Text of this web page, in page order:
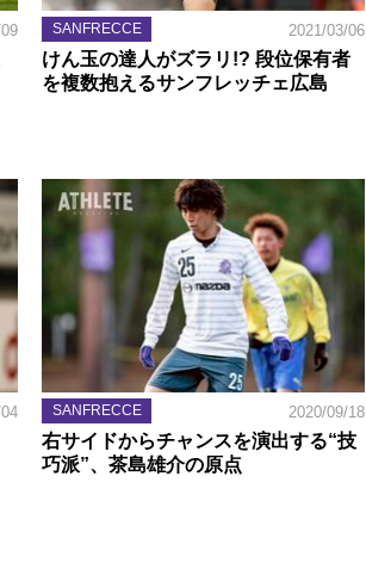
SANFRECCE 2021/03/06
けん玉の達人がズラリ!? 段位保有者
を複数抱えるサンフレッチェ広島
SANFRECCE 2020/09/18
右サイドからチャンスを演出する“技
巧派”、茶島雄介の原点